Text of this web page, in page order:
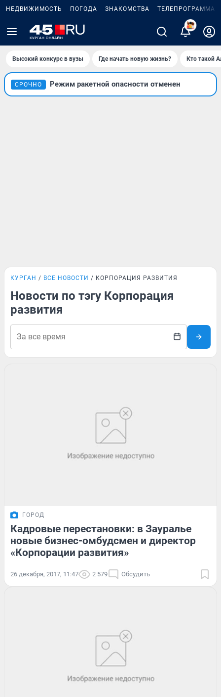
НЕДВИЖИМОСТЬ ПОГОДА ЗНАКОМСТВА ТЕЛЕПРОГРАММА
Высокий конкурс в вузы Где начать новую жизнь? Кто такой
СРОЧНО Режим ракетной опасности отменен
КУРГАН ВСЕ НОВОСТИ КОРПОРАЦИЯ РАЗВИТИЯ
Новости по тэгу Корпорация
развития
ГОРОД
Кадровые перестановки: в Зауралье
новые бизнес-омбудсмен и директор
«Корпорации развития»
26 декабря, 2017, 11:47 2 579 Обсудить